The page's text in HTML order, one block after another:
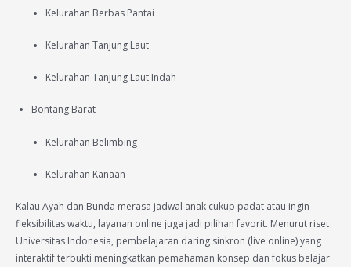
Kelurahan Berbas Pantai
Kelurahan Tanjung Laut
Kelurahan Tanjung Laut Indah
Bontang Barat
Kelurahan Belimbing
Kelurahan Kanaan
Kalau Ayah dan Bunda merasa jadwal anak cukup padat atau ingin
fleksibilitas waktu, layanan online juga jadi pilihan favorit. Menurut riset
Universitas Indonesia, pembelajaran daring sinkron (live online) yang
interaktif terbukti meningkatkan pemahaman konsep dan fokus belajar